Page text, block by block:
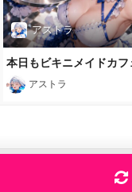
アストラ
アストラ